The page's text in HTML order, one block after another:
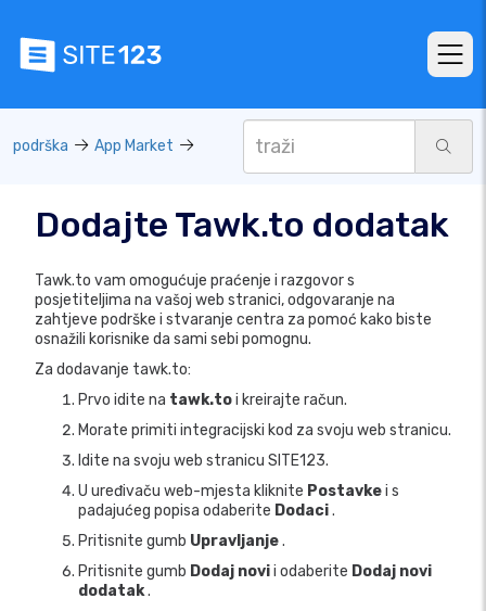
podrška App Market
Dodajte Tawk.to dodatak
Tawk.to vam omogućuje praćenje i razgovor s
posjetiteljima na vašoj web stranici, odgovaranje na
zahtjeve podrške i stvaranje centra za pomoć kako biste
osnažili korisnike da sami sebi pomognu.
Za dodavanje tawk.to:
Prvo idite na tawk.toi kreirajte račun.
Morate primiti integracijski kod za svoju web stranicu.
Idite na svoju web stranicu SITE123.
U uređivaču web-mjesta kliknite Postavkei s
padajućeg popisa odaberite Dodaci.
Pritisnite gumb Upravljanje.
Pritisnite gumb Dodaj novii odaberite Dodaj novi
dodatak.